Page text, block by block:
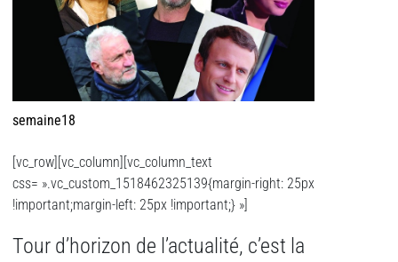
semaine18
[vc_row][vc_column][vc_column_text
css= ».vc_custom_1518462325139{margin-right: 25px
!important;margin-left: 25px !important;} »]
Tour d’horizon de l’actualité, c’est la